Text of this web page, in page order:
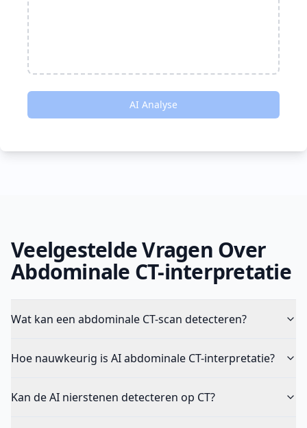
AI Analyse
Veelgestelde Vragen Over
Abdominale CT-interpretatie
Wat kan een abdominale CT-scan detecteren?
Hoe nauwkeurig is AI abdominale CT-interpretatie?
Kan de AI nierstenen detecteren op CT?